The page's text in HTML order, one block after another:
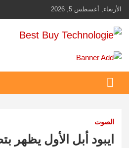
Skip
to
content
الأربعاء, أغسطس 5, 2026
Buy Technologie
أهم مبيعات عالم التكنولوجيا
الصوت
ايبود أبل الأول يظهر